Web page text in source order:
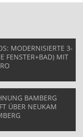
MODERNISIERTE 3-
FENSTER+BAD) MIT
BAMBERG
ÜBER NEUKAM